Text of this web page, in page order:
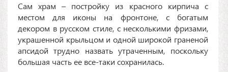
Сам храм – постройку из красного кирпича с
местом для иконы на фронтоне, с богатым
декором в русском стиле, с несколькими фризами,
украшенной крыльцом и одной широкой граненой
апсидой трудно назвать утраченным, поскольку
большая часть ее все-таки сохранилась.